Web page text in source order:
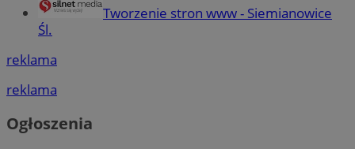
Tworzenie stron www - Siemianowice
Śl.
reklama
reklama
Ogłoszenia